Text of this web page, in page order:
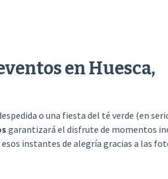
en Huesca,
o una fiesta del té verde (en
garantizará el disfrute de momentos
instantes de alegría gracias a las